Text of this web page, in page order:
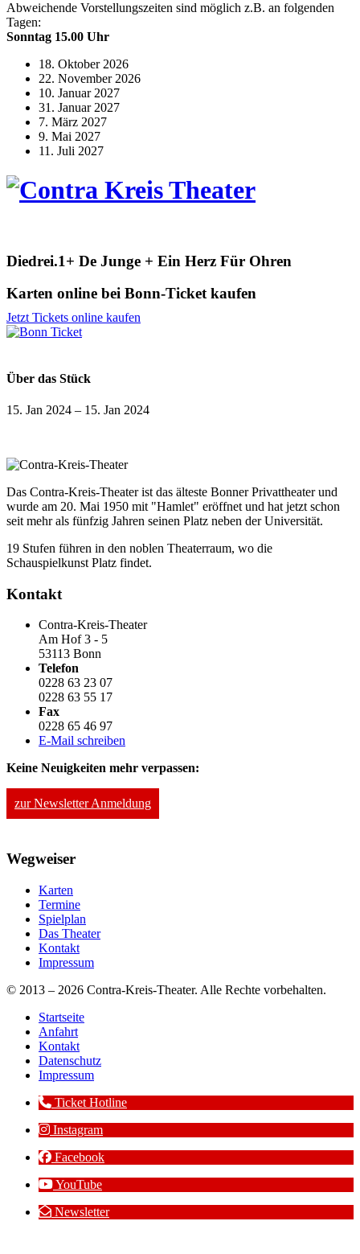
Abweichende Vorstellungszeiten sind möglich z.B. an folgenden
Tagen:
Sonntag 15.00 Uhr
18. Oktober 2026
22. November 2026
10. Januar 2027
31. Januar 2027
7. März 2027
9. Mai 2027
11. Juli 2027
Diedrei.1+ De Junge + Ein Herz Für Ohren
Karten online bei Bonn-Ticket kaufen
Jetzt Tickets online kaufen
Über das Stück
15. Jan 2024 – 15. Jan 2024
Das Contra-Kreis-Theater ist das älteste Bonner Privattheater und
wurde am 20. Mai 1950 mit "Hamlet" eröffnet und hat jetzt schon
seit mehr als fünfzig Jahren seinen Platz neben der Universität.
19 Stufen führen in den noblen Theaterraum, wo die
Schauspielkunst Platz findet.
Kontakt
Contra-Kreis-Theater
Am Hof 3 - 5
53113 Bonn
Telefon
0228 63 23 07
0228 63 55 17
Fax
0228 65 46 97
E-Mail schreiben
Keine Neuigkeiten mehr verpassen:
zur Newsletter Anmeldung
Wegweiser
Karten
Termine
Spielplan
Das Theater
Kontakt
Impressum
© 2013 – 2026 Contra-Kreis-Theater. Alle Rechte vorbehalten.
Startseite
Anfahrt
Kontakt
Datenschutz
Impressum
Ticket Hotline
Instagram
Facebook
YouTube
Newsletter